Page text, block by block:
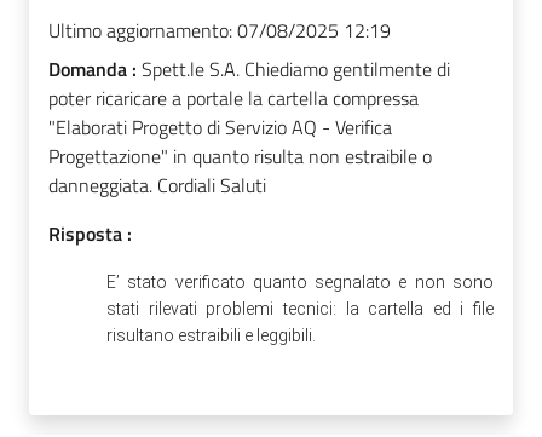
Ultimo aggiornamento:07/08/2025 12:19
Domanda : Spett.le S.A. Chiediamo gentilmente di
poter ricaricare a portale la cartella compressa
"Elaborati Progetto di Servizio AQ - Verifica
Progettazione" in quanto risulta non estraibile o
danneggiata. Cordiali Saluti
Risposta :
E’ stato verificato quanto segnalato e non sono
stati rilevati problemi tecnici: la cartella ed i file
risultano estraibili e leggibili.